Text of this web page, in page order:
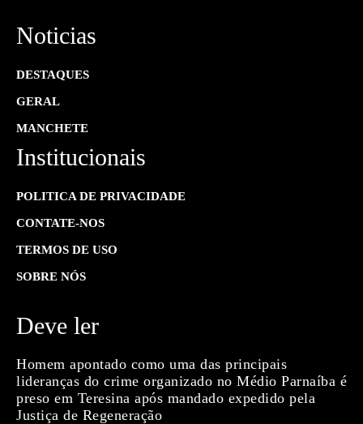
Noticias
DESTAQUES
GERAL
MANCHETE
Institucionais
POLITICA DE PRIVACIDADE
CONTATE-NOS
TERMOS DE USO
SOBRE NÓS
Deve ler
Homem apontado como uma das principais
lideranças do crime organizado no Médio Parnaíba é
preso em Teresina após mandado expedido pela
Justiça de Regeneração